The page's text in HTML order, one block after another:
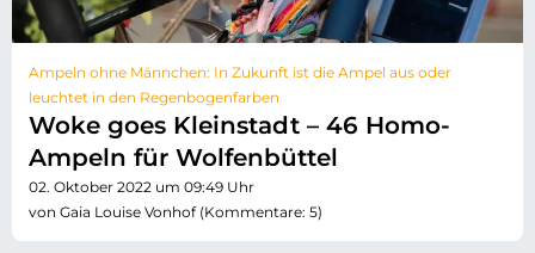
Ampeln ohne Männchen: In Zukunft ist die Ampel aus oder
leuchtet in den Regenbogenfarben
Woke goes Kleinstadt – 46 Homo-
Ampeln für Wolfenbüttel
02. Oktober 2022 um 09:49 Uhr
von Gaia Louise Vonhof (Kommentare: 5)